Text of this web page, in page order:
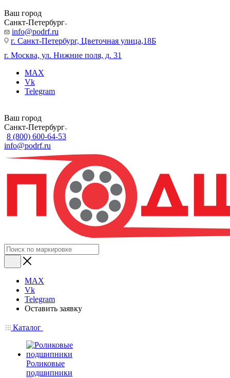
Ваш город
Санкт-Петербург
info@podrf.ru
г. Санкт-Петербург, Цветочная улица,18Б
г. Москва, ул. Нижние поля, д. 31
MAX
Vk
Telegram
Ваш город
Санкт-Петербург
8 (800) 600-64-53
info@podrf.ru
MAX
Vk
Telegram
Оставить заявку
Каталог
Роликовые
подшипники